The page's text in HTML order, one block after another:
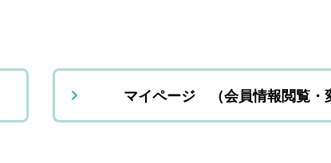
マイページ （会員情報閲覧・